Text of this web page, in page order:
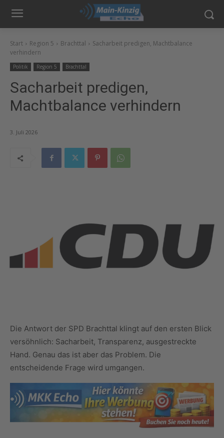
Start Region 5 Brachttal
Sacharbeit predigen, Machtbalance
verhindern
Politik Region 5 Brachttal
Sacharbeit predigen,
Machtbalance verhindern
3. Juli 2026
Die Antwort der SPD Brachttal klingt auf den ersten Blick
versöhnlich: Sacharbeit, Transparenz, ausgestreckte
Hand. Genau das ist aber das Problem. Die
entscheidende Frage wird umgangen.